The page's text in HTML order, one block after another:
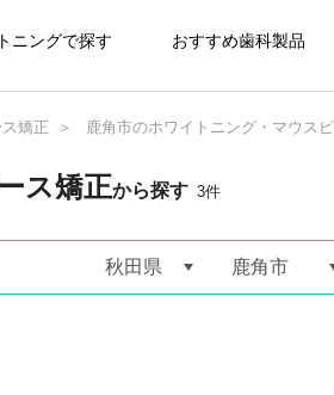
ニングで探す おすすめ歯科製品
矯正 鹿角市のホワイトニング・マウス
ス矯正から探す 3件